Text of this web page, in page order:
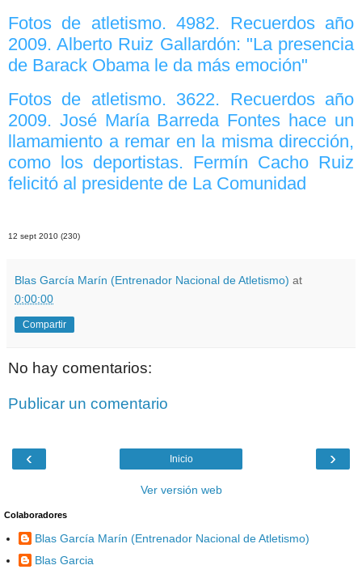
Fotos de atletismo. 4982. Recuerdos año
2009. Alberto Ruiz Gallardón: "La presencia
de Barack Obama le da más emoción"
Fotos de atletismo. 3622. Recuerdos año
2009. José María Barreda Fontes hace un
llamamiento a remar en la misma dirección,
como los deportistas. Fermín Cacho Ruiz
felicitó al presidente de La Comunidad
12 sept 2010 (230)
Blas García Marín (Entrenador Nacional de Atletismo) at
0:00:00
Compartir
No hay comentarios:
Publicar un comentario
‹ ›
Inicio
Ver versión web
Colaboradores
Blas García Marín (Entrenador Nacional de Atletismo)
Blas Garcia